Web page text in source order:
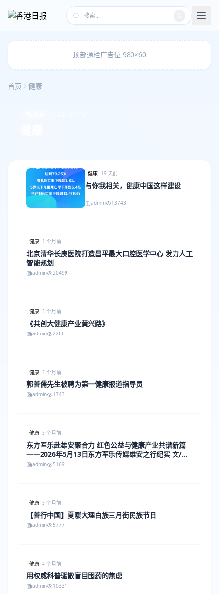
顶部通栏广告位 980×60
首页 健康
健康 19 天前
与你我相关，健康中国这样建设
admin 13743
健康 1 个月前
北京清华长庚医院打造昌平最大口腔医学中心 发力人工
智能规划
admin 20499
健康 2 个月前
《共创大健康产业黄兴路》
admin 2266
健康 2 个月前
郭善儒先生被聘为第一健康报道指导员
admin 1743
健康 3 个月前
东方军乐赴雄安聚合力 红色公益与健康产业共谱新篇
——2026年5月13日东方军乐传媒雄安之行纪实 文/江
改银
admin 5169
健康 3 个月前
【善行中国】夏暖大理白族三月街民族节日
admin 5777
健康 4 个月前
用权威科普驱散盲目囤药的焦虑
admin 10331